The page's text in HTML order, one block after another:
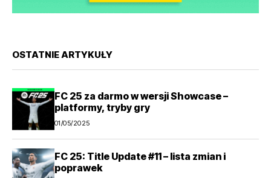
OSTATNIE ARTYKUŁY
FC 25 za darmo w wersji Showcase –
platformy, tryby gry
01/05/2025
FC 25: Title Update #11 – lista zmian i
poprawek